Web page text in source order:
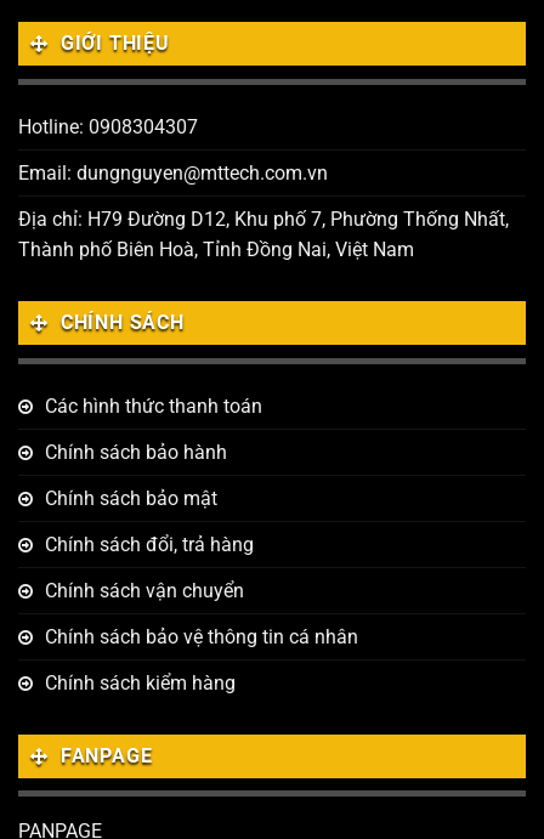
GIỚI THIỆU
Hotline: 0908304307
Email: dungnguyen@mttech.com.vn
Địa chỉ: H79 Đường D12, Khu phố 7, Phường Thống Nhất,
Thành phố Biên Hoà, Tỉnh Đồng Nai, Việt Nam
CHÍNH SÁCH
Các hình thức thanh toán
Chính sách bảo hành
Chính sách bảo mật
Chính sách đổi, trả hàng
Chính sách vận chuyển
Chính sách bảo vệ thông tin cá nhân
Chính sách kiểm hàng
FANPAGE
PANPAGE